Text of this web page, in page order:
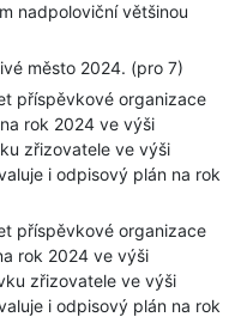
nadpoloviční většinou
město 2024. (pro 7)
příspěvkové organizace
rok 2024 ve výši
zřizovatele ve výši
i odpisový plán na rok
příspěvkové organizace
rok 2024 ve výši
zřizovatele ve výši
i odpisový plán na rok